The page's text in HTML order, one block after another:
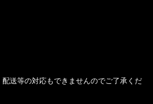
送等の対応もできませんのでご了承くだ